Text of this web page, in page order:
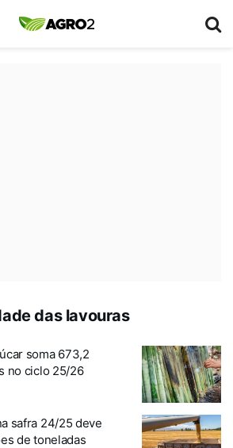
das lavouras
soma 673,2
no ciclo 25/26
safra 24/25 deve
de toneladas